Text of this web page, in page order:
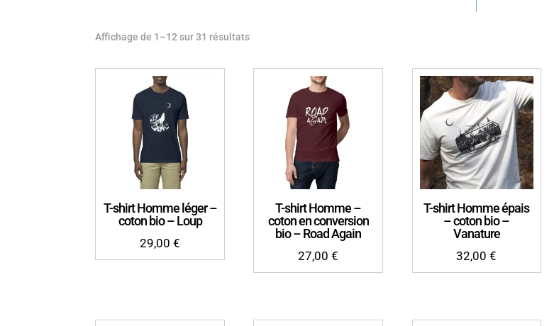
Affichage de 1–12 sur 31 résultats
T-shirt Homme léger –
coton bio – Loup
29,00€
T-shirt Homme –
coton en conversion
bio – Road Again
27,00€
T-shirt Homme épais
– coton bio –
Vanature
32,00€